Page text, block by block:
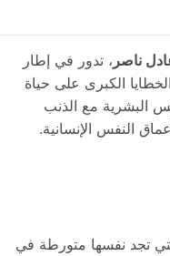
ناصر ، تدور في إطار
الكبرى على حياة
البشرية مع الذنب
النفس الإنسانية.
تجد نفسها متورطة في